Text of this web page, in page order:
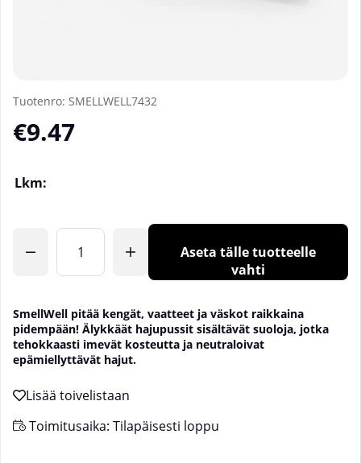
Tuotenro: SMELLWELL7432
€9.47
Lkm:
Aseta tälle tuotteelle
vahti
SmellWell pitää kengät, vaatteet ja väskot raikkaina
pidempään! Älykkäät hajupussit sisältävät suoloja, jotka
tehokkaasti imevät kosteutta ja neutraloivat
epämiellyttävät hajut.
Toimitusaika: Tilapäisesti loppu